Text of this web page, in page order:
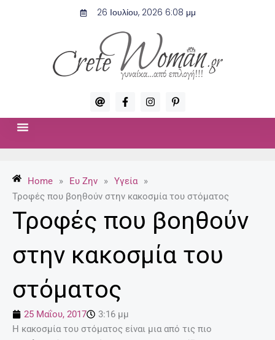
26 Ιουλίου, 2026 6:08 μμ
A
t
F
a
c
f
I
n
s
P
i
n
p
Home » Ευ Ζην » Υγεία
»
Τροφές που βοηθούν στην κακοσμία του στόματος
Τροφές που βοηθούν
στην κακοσμία του
στόματος
25 Μαΐου, 2017
3:16 μμ
Η κακοσμία του στόματος είναι μια από τις πιο